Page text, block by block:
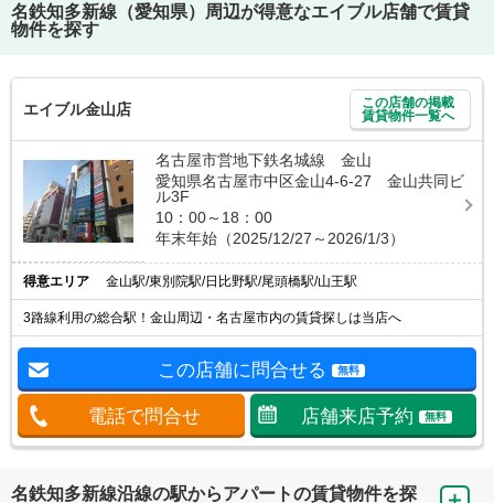
名鉄知多新線（愛知県）
周辺が得意なエイブル店舗で賃貸
物件を探す
エイブル金山店
この店舗の掲載
賃貸物件一覧へ
名古屋市営地下鉄名城線 金山
愛知県名古屋市中区金山4-6-27 金山共同ビ
ル3F
10：00～18：00
年末年始（2025/12/27～2026/1/3）
得意エリア 金山駅/東別院駅/日比野駅/尾頭橋駅/山王駅
3路線利用の総合駅！金山周辺・名古屋市内の賃貸探しは当店へ
この店舗に問合せる 無料
電話で問合せ 店舗来店予約 無料
名鉄知多新線沿線の駅からアパートの賃貸物件を探